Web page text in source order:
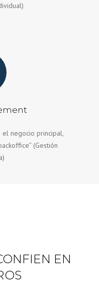
el negocio principal,
(Gestión
EN